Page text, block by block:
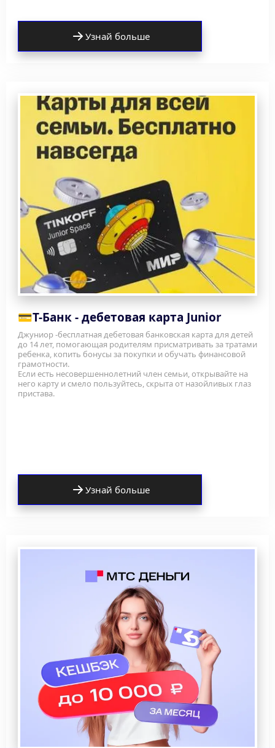
Узнай больше
💳Т-Банк - дебетовая карта Junior
Джуниор -бесплатная дебетовая банковская карта для детей
до 14 лет, помогающая родителям присматривать за тратами
ребенка, копить бонусы за покупки и обучать финансовой
грамотности.
Если есть несовершеннолетний член семьи, открывайте на
него карту и смело пользуйтесь, скрыта от назойливых глаз
пристава.
Узнай больше